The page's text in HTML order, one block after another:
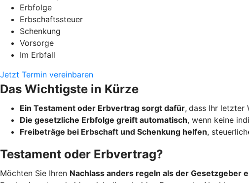
Erbfolge
Erbschaftssteuer
Schenkung
Vorsorge
Im Erbfall
Jetzt Termin vereinbaren
Das Wichtigste in Kürze
Ein Testament oder Erbvertrag sorgt dafür, dass Ihr letzter
Die gesetzliche Erbfolge greift automatisch, wenn keine
Freibeträge bei Erbschaft und Schenkung helfen,
Testament oder Erbvertrag?
Möchten Sie Ihren Nachlass anders regeln als der Gesetzgeber